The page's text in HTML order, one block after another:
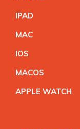
IPAD
MAC
IOS
MACOS
APPLE WATCH